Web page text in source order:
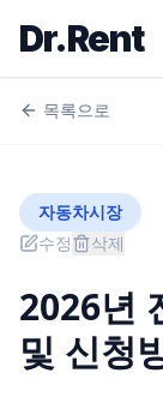
Dr.Rent
목록으로
자동차시장
수정
삭제
2026년
및 신청